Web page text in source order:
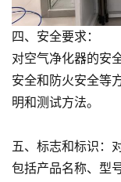
四、安全要求：
对空气净化器的安
安全和防火安全等
明和测试方法。
五、标志和标识：
包括产品名称、型